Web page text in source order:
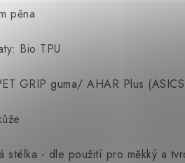
pěna
Bio TPU
GRIP guma/ AHAR Plus
stélka - dle použití pro měkký a